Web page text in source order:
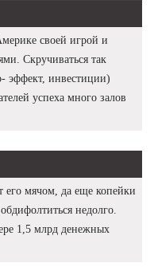
своей игрой и
Скручиваться так
эффект, инвестиции)
успеха много залов
его мячом, да еще копейки
недолго.
1,5 млрд денежных